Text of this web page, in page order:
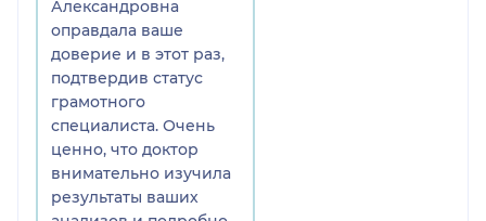
результатами на руках.
Очень переживала, что
придется пересдавать всё
заново (многие врачи не
доверяют «чужим»
бумажкам), но Марина
Александровна меня
приятно удивила. Она
внимательно изучила всю
Александровна
оправдала ваше
доверие и в этот раз,
подтвердив статус
грамотного
специалиста. Очень
ценно, что доктор
внимательно изучила
результаты ваших